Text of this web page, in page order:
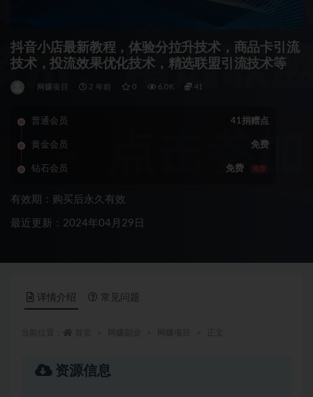
抖音小店最新教程，体验分拉升技术，商品卡引流
技术，投流效果优化技术，精选联盟引流技术等
网赚项目 2 年前 0 6.0K 41
普通会员 41捐赠点
黄金会员 免费
钻石会员 免费 推荐
有效期：购买后永久有效
最近更新：2024年04月29日
详情介绍 常见问题
资源信息